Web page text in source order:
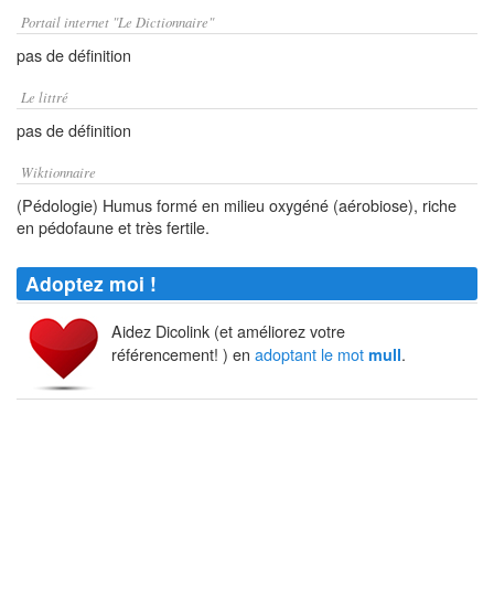
Portail internet "Le Dictionnaire"
pas de définition
Le littré
pas de définition
Wiktionnaire
(Pédologie) Humus formé en milieu oxygéné (aérobiose), riche
en pédofaune et très fertile.
Adoptez moi !
Aidez Dicolink (et améliorez votre
référencement! ) en adoptant le mot mull.